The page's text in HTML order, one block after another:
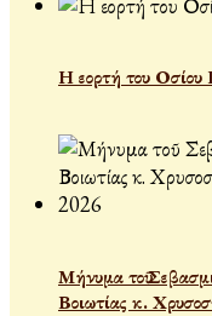
Η εορτή του Οσίου
Μήνυμα τοῦ
Βοιωτίας κ.